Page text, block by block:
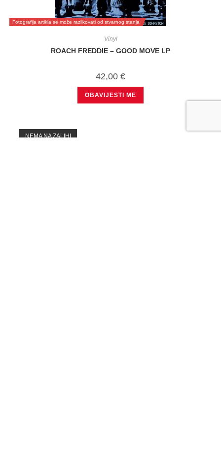
Fotografija artikla se može razlikovati od stvarnog stanja
Vinyl
ROACH FREDDIE – GOOD MOVE LP
42,00 €
OBAVIJESTI ME
NEMA NA ZALIHI